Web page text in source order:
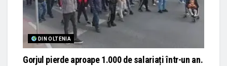
DIN OLTENIA
Gorjul pierde aproape 1.000 de salariați într-un an.